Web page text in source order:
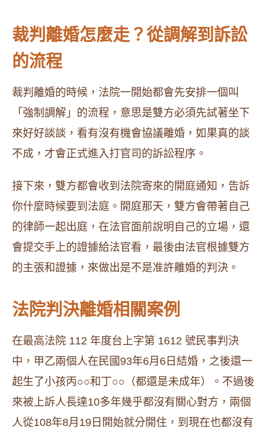
裁判離婚怎麼走？從調解到訴訟
的流程
裁判離婚的時候，法院一開始都會先安排一個叫
「強制調解」的流程，意思是雙方必須先試著坐下
來好好談談，看有沒有機會協議離婚，如果真的談
不成，才會正式進入打官司的訴訟程序。
接下來，雙方都會收到法院寄來的開庭通知，告訴
你什麼時候要到法庭。開庭那天，雙方會帶著自己
的律師一起出庭，在法官面前說明自己的立場，還
會提交手上的證據給法官看，最後由法官根據雙方
的主張和證據，來做出是不是准許離婚的判決。
法院判決離婚相關案例
在最高法院 112 年度台上字第 1612 號民事判決
中，甲乙兩個人在民國93年6月6日結婚，之後還一
起生了小孩丙○○和丁○○（都還是未成年）。不過後
來被上訴人長達10多年幾乎都沒有關心對方，兩個
人從108年8月19日開始就分開住，到現在也都沒有